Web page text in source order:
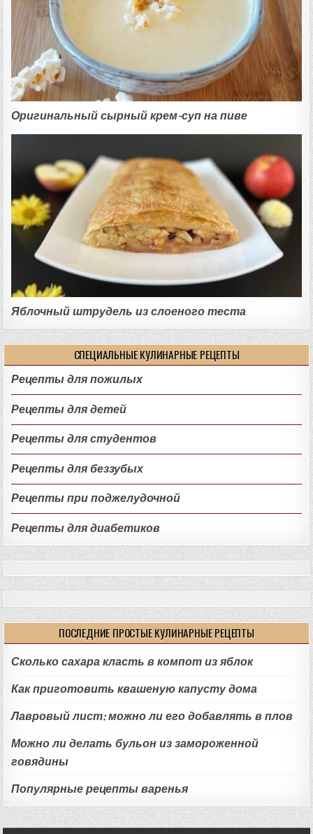
Оригинальный сырный крем-суп на пиве
Яблочный штрудель из слоеного теста
СПЕЦИАЛЬНЫЕ КУЛИНАРНЫЕ РЕЦЕПТЫ
Рецепты для пожилых
Рецепты для детей
Рецепты для студентов
Рецепты для беззубых
Рецепты при поджелудочной
Рецепты для диабетиков
ПОСЛЕДНИЕ ПРОСТЫЕ КУЛИНАРНЫЕ РЕЦЕПТЫ
Сколько сахара класть в компот из яблок
Как приготовить квашеную капусту дома
Лавровый лист: можно ли его добавлять в плов
Можно ли делать бульон из замороженной
говядины
Популярные рецепты варенья